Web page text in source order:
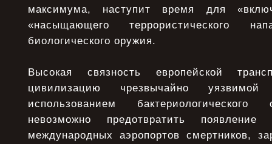
максимума, наступит время для
«насыщающего террористического
биологического оружия.
Высокая связность европейской
цивилизацию чрезвычайно
использованием
невозможно предотвратить
международных аэропортов смертников,